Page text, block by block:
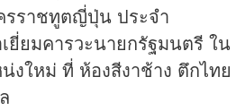
รราชทูตญี่ปุ่น ประจำ
ยี่ยมคารวะนายกรัฐมนตรี ใน
งใหม่ ที่ ห้องสีงาช้าง ตึกไทย